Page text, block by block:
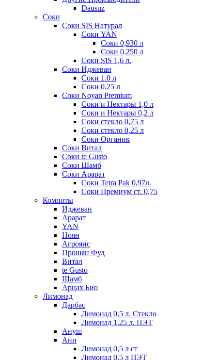
Dausuz
Соки
Соки SIS Натурал
Соки YAN
Соки 0,930 л
Соки 0,250 л
Соки SIS 1,6 л.
Соки Иджеван
Соки 1.0 л
Соки 0.25 л
Соки Noyan Premium
Соки и Нектары 1,0 л
Соки и Нектары 0,2 л
Соки стекло 0,75 л
Соки стекло 0,25 л
Соки Органик
Соки Витал
Соки te Gusto
Соки Шамб
Соки Арарат
Соки Tetra Pak 0,97л.
Соки Премиум ст. 0,75
Компоты
Иджеван
Арарат
YAN
Ноян
Агроянс
Прошян Фуд
Витал
te Gusto
Шамб
Арцах Био
Лимонад
Дарбас
Лимонад 0,5 л. Стекло
Лимонад 1,25 л. ПЭТ
Ануш
Ани
Лимонад 0,5 л ст
Лимонад 0,5 л ПЭТ